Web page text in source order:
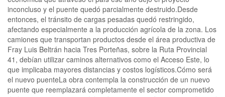
inconcluso y el puente quedó parcialmente destruido.Desde
entonces, el tránsito de cargas pesadas quedó restringido,
afectando especialmente a la producción agrícola de la zona. Los
camiones que transportan productos desde el área productiva de
Fray Luis Beltrán hacia Tres Porteñas, sobre la Ruta Provincial
41, debían utilizar caminos alternativos como el Acceso Este, lo
que implicaba mayores distancias y costos logísticos.Cómo será
el nuevo puenteLa obra contempla la construcción de un nuevo
puente que reemplazará completamente el sector comprometido